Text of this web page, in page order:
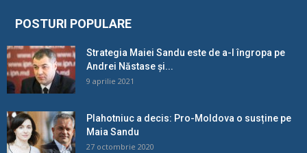
POSTURI POPULARE
Strategia Maiei Sandu este de a-l îngropa pe
Andrei Năstase și...
9 aprilie 2021
Plahotniuc a decis: Pro-Moldova o susține pe
Maia Sandu
27 octombrie 2020